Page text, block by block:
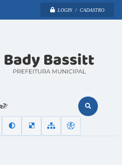
LOGIN / CADASTRO